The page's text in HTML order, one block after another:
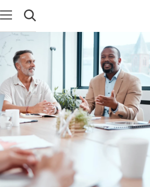
Abrir navegación
Abrir búsqueda